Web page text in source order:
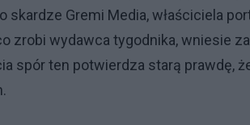
skardze Gremi Media, właściciela
zrobi wydawca tygodnika, wniesie
spór ten potwierdza starą prawdę,